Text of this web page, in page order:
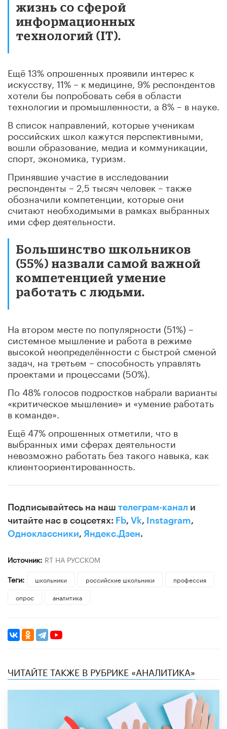
жизнь со сферой
информационных
технологий (IT).
Ещё 13% опрошенных проявили интерес к
искусству, 11% – к медицине, 9% респондентов
хотели бы попробовать себя в области
технологии и промышленности, а 8% – в науке.
В список направлений, которые ученикам
российских школ кажутся перспективными,
вошли образование, медиа и коммуникации,
спорт, экономика, туризм.
Принявшие участие в исследовании
респонденты – 2,5 тысяч человек – также
обозначили компетенции, которые они
считают необходимыми в рамках выбранных
ими сфер деятельности.
Большинство школьников
(55%) назвали самой важной
компетенцией умение
работать с людьми.
На втором месте по популярности (51%) –
системное мышление и работа в режиме
высокой неопределённости с быстрой сменой
задач, на третьем – способность управлять
проектами и процессами (50%).
По 48% голосов подростков набрали варианты
«критическое мышление» и «умение работать
в команде».
Ещё 47% опрошенных отметили, что в
выбранных ими сферах деятельности
невозможно работать без такого навыка, как
клиентоориентированность.
Подписывайтесь на наш телеграм-канал и
читайте нас в соцсетях: Fb, Vk, Instagram,
Одноклассники, Яндекс.Дзен.
Источник: RT НА РУССКОМ
Теги:
школьники российские школьники
профессия
опрос
аналитика
ЧИТАЙТЕ ТАКЖЕ В РУБРИКЕ «АНАЛИТИКА»